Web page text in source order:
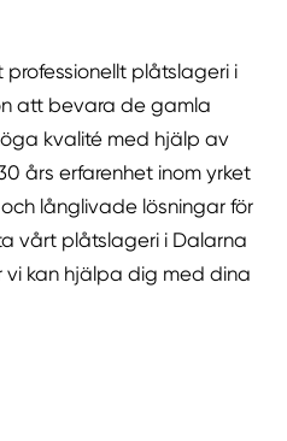
plåtslageri i
att bevara de gamla
kvalité med hjälp av
års erfarenhet inom yrket
långlivade lösningar för
vårt plåtslageri i Dalarna
vi kan hjälpa dig med dina